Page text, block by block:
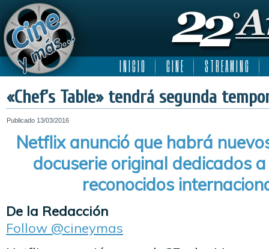
I N I C I O C I N E S T R E A M I N G
«Chef’s Table» tendrá segunda
Publicado 13/03/2016
Netflix anunció que habrá
docuserie original dedicados
reconocidos
De la Redacción
Follow @cineymas